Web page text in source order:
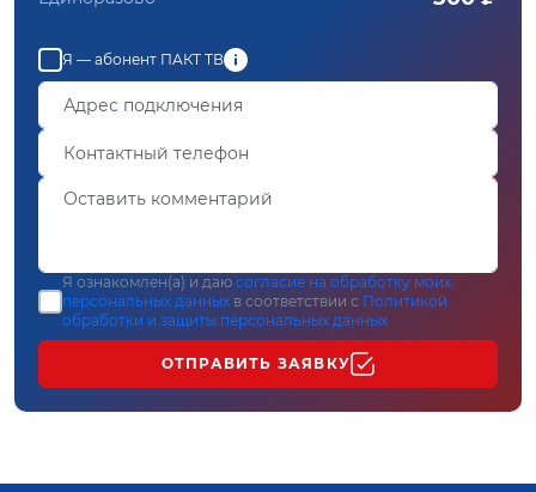
Я — абонент ПАКТ ТВ
Я ознакомлен(а) и даю согласие на обработку моих
персональных данных в соответствии с Политикой
обработки и защиты персональных данных
ОТПРАВИТЬ ЗАЯВКУ